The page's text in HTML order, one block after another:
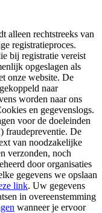
alleen rechtstreeks van
registratieproces.
bij registratie vereist
opgeslagen als
onze website. De
naar
worden naar ons
en gegevenslogs.
voor de doeleinden
fraudepreventie. De
van noodzakelijke
verzonden, noch
door organisaties
gegevens we opslaan
link. Uw gegevens
in overeenstemming
wanneer je ervoor